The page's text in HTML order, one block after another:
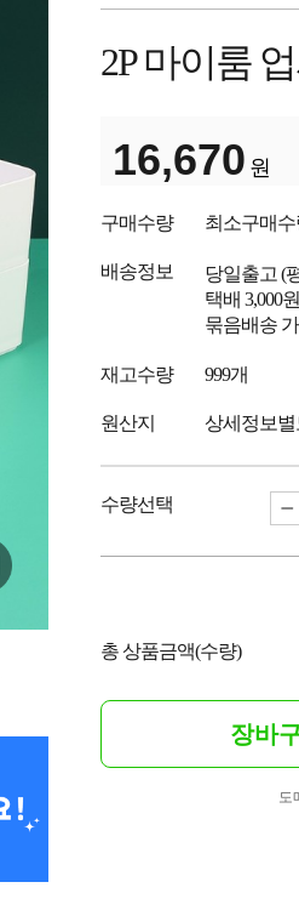
2P 마이룸
16,670 원
구매수량 최소구매
배송정보 당일출고 (
택배 3,000
묶음배송
재고수량 999개
원산지 상세정보별
수량선택
총 상품금액(수량)
장바
도